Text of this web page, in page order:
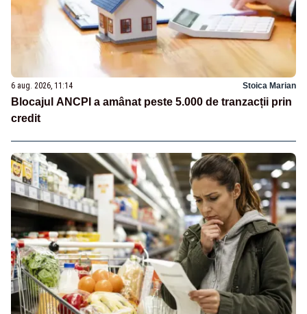
6 aug. 2026, 11:14 Stoica Marian
Blocajul ANCPI a amânat peste 5.000 de tranzacții prin
credit